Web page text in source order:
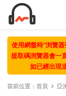
使用網盤時“浏覽
提取碼浏覽器會一
如已經出現
當前位置： 首頁 亞